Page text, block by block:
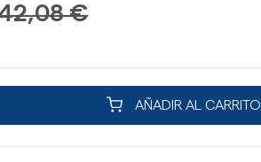
€
AÑADIR AL CARRITO